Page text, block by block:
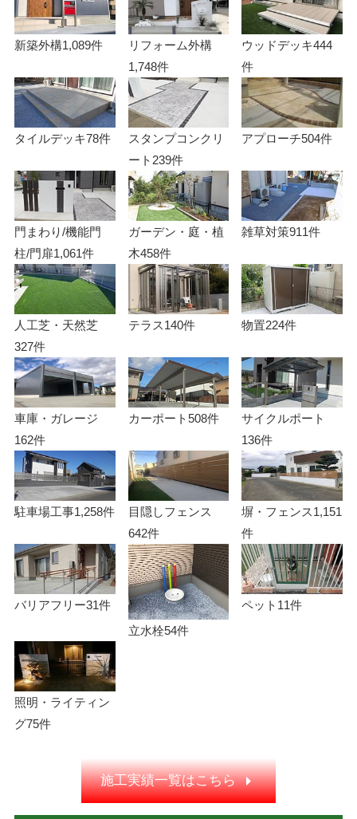
新築外構1,089件
リフォーム外構
1,748件
ウッドデッキ444
件
タイルデッキ78件
スタンプコンクリ
ート 239件
アプローチ504件
門まわり/機能門
柱/門扉1,061件
ガーデン・庭・植
木458件
雑草対策911件
人工芝・天然芝
327件
テラス140件 物置224件
車庫・ガレージ
162件
カーポート508件
サイクルポート
136件
駐車場工事1,258件
目隠しフェンス
642件
塀・フェンス1,151
件
バリアフリー31件
立水栓54件
ペット 11件
照明・ライティン
グ75件
施工実績一覧はこちら